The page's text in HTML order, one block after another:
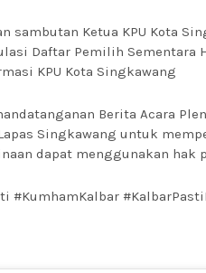
sambutan Ketua KPU Kota
Daftar Pemilih Sementara
KPU Kota Singkawang
Berita Acara
Singkawang untuk
dapat menggunakan hak
#KumhamKalbar